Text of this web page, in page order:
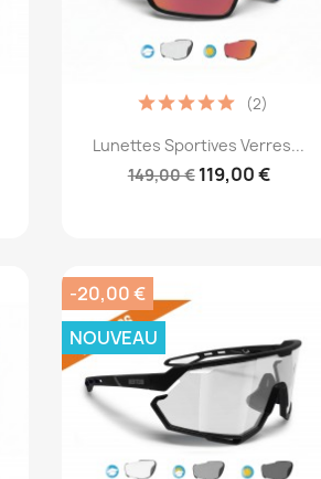
Aperçu rapide
Lunettes Sportives Verres...
149,00 € 119,00 €
(2)
-20,00 €
NOUVEAU